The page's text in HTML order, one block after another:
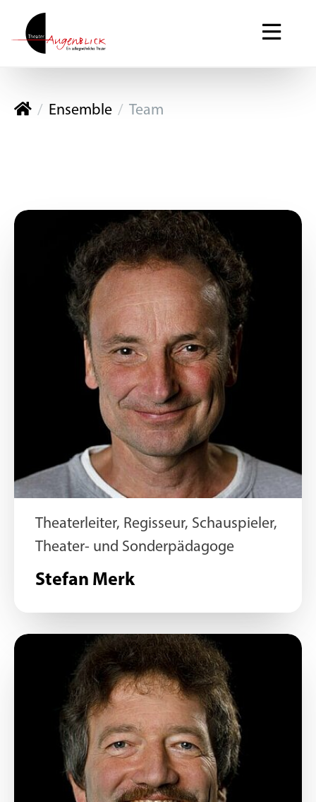
Theater Augenblick
Ensemble Team
Theaterleiter, Regisseur, Schauspieler,
Theater- und Sonderpädagoge
Stefan Merk